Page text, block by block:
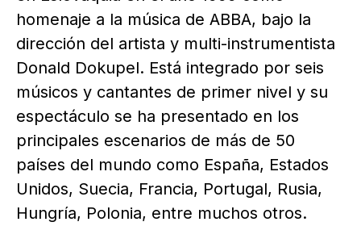
homenaje a la música de ABBA, bajo la
dirección del artista y multi-instrumentista
Donald Dokupel. Está integrado por seis
músicos y cantantes de primer nivel y su
espectáculo se ha presentado en los
principales escenarios de más de 50
países del mundo como España, Estados
Unidos, Suecia, Francia, Portugal, Rusia,
Hungría, Polonia, entre muchos otros.